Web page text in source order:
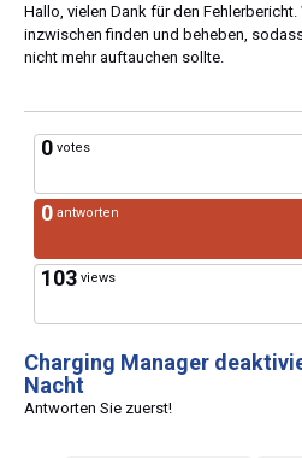
Hallo, vielen Dank für den
inzwischen finden und beheben,
nicht mehr auftauchen sollte.
0 votes
0 antworten
103 views
Charging Manager
Nacht
Antworten Sie zuerst!